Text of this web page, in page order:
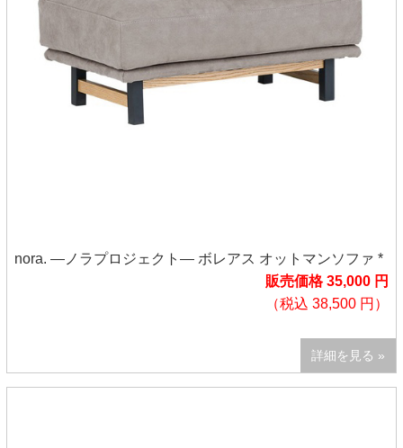
nora. ―ノラプロジェクト― ボレアス オットマンソファ *
販売価格 35,000 円
（税込 38,500 円）
詳細を見る »